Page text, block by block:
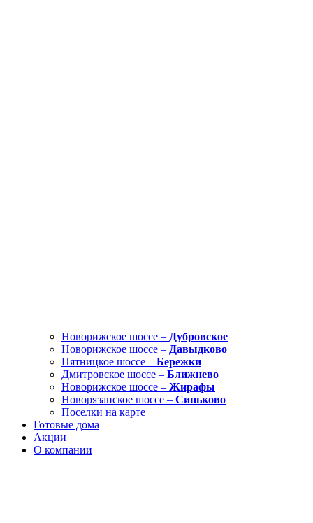
Новорижское шоссе – Дубровское
Новорижское шоссе – Давыдково
Пятницкое шоссе – Бережки
Дмитровское шоссе – Ближнево
Новорижское шоссе – Жирафы
Новорязанское шоссе – Синьково
Поселки на карте
Готовые дома
Акции
О компании